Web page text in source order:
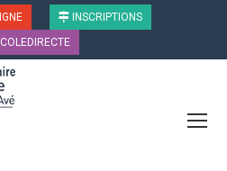
INSCRIPTIONS